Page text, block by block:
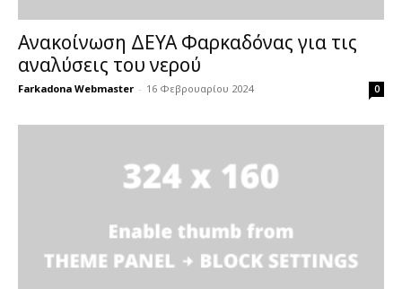
Ανακοίνωση ΔΕΥΑ Φαρκαδόνας για τις
αναλύσεις του νερού
Farkadona Webmaster - 16 Φεβρουαρίου 2024 0